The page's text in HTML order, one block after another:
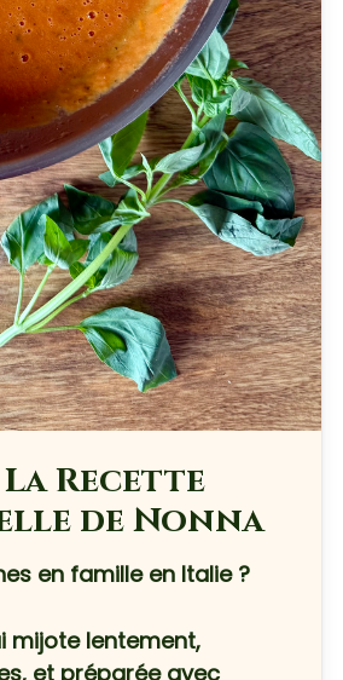
La Recette
de Nonna
en famille en Italie ?
mijote lentement,
et préparée avec